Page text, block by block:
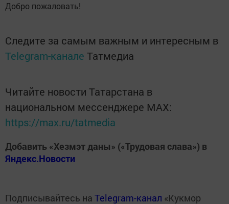
Добро пожаловать!
Следите за самым важным и интересным в
Telegram-канале Татмедиа
Читайте новости Татарстана в
национальном мессенджере MАХ:
https://max.ru/tatmedia
Добавить «Хезмэт даны» («Трудовая слава») в
Яндекс.Новости
Подписывайтесь на Telegram-канал «Кукмор